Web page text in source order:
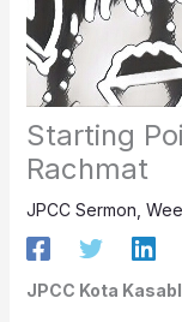
Starting
Rachmat
JPCC Sermon
JPCC Kota